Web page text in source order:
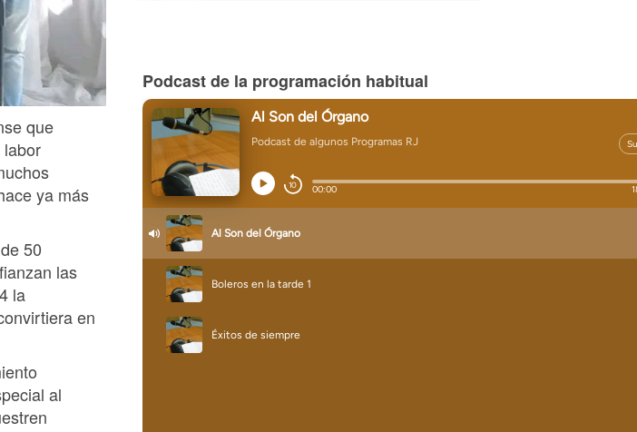
que
labor
ya más
50
las
la
en
al
Podcast de la programación habitual